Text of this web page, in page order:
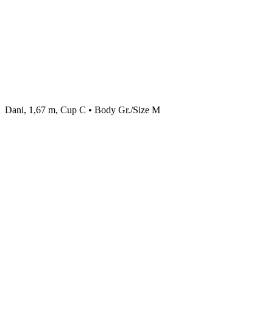
Dani, 1,67 m, Cup C • Body Gr./Size M